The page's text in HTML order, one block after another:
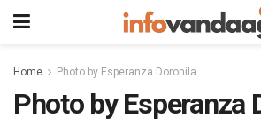
Home Photo by Esperanza Doronila
Photo by Esperanza